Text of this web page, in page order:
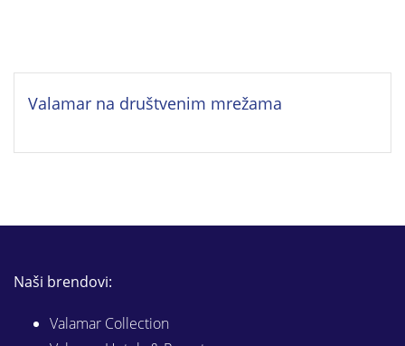
Valamar na društvenim mrežama
Naši brendovi:
Valamar Collection